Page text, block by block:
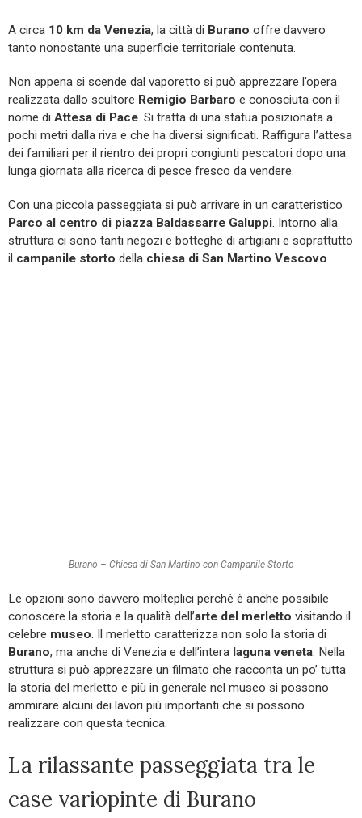
A circa 10 km da Venezia, la città di Burano offre davvero
tanto nonostante una superficie territoriale contenuta.
Non appena si scende dal vaporetto si può apprezzare l’opera
realizzata dallo scultore Remigio Barbaro e conosciuta con il
nome di Attesa di Pace. Si tratta di una statua posizionata a
pochi metri dalla riva e che ha diversi significati. Raffigura l’attesa
dei familiari per il rientro dei propri congiunti pescatori dopo una
lunga giornata alla ricerca di pesce fresco da vendere.
Con una piccola passeggiata si può arrivare in un caratteristico
Parco al centro di piazza Baldassarre Galuppi. Intorno alla
struttura ci sono tanti negozi e botteghe di artigiani e soprattutto
il campanile storto della chiesa di San Martino Vescovo.
Burano – Chiesa di San Martino con Campanile Storto
Le opzioni sono davvero molteplici perché è anche possibile
conoscere la storia e la qualità dell’arte del merletto visitando il
celebre museo. Il merletto caratterizza non solo la storia di
Burano, ma anche di Venezia e dell’intera laguna veneta. Nella
struttura si può apprezzare un filmato che racconta un po’ tutta
la storia del merletto e più in generale nel museo si possono
ammirare alcuni dei lavori più importanti che si possono
realizzare con questa tecnica.
La rilassante passeggiata tra le
case variopinte di Burano